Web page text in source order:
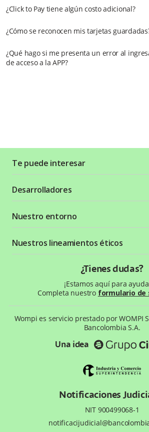
¿Click to Pay tiene algún costo adicional?
¿Cómo se reconocen mis tarjetas
¿Qué hago si me presenta un error al
de acceso a la APP?
Te puede interesar
Planes y tarifas
Crea tu cuenta
Seguridad
Términos y condiciones
Política de privacidad
Desarrolladores
Recursos gráficos
Status Page
Nuestro entorno
¿Qué es Wompi?
Wiki Wompi
Preguntas frecuentes
Nuestros lineamientos éticos
¿Tienes dudas?
¡Estamos aquí para
Completa nuestro formulario de
Wompi es servicio prestado por WOMPI
Bancolombia S.A.
Una idea
Notificaciones
NIT 900499068-1